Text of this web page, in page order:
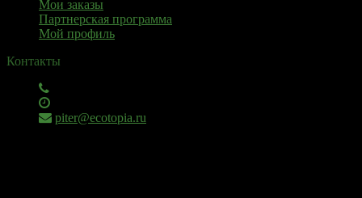
Мои заказы
Партнерская программа
Мой профиль
Контакты
piter@ecotopia.ru